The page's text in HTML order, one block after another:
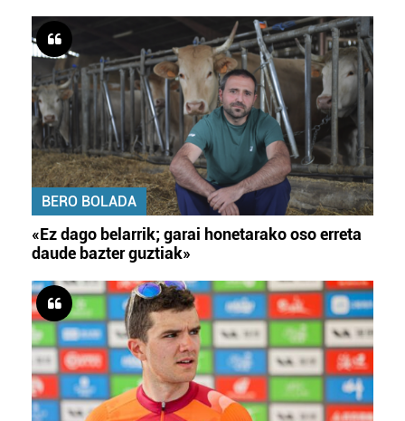
BERO BOLADA
«Ez dago belarrik; garai honetarako oso erreta
daude bazter guztiak»